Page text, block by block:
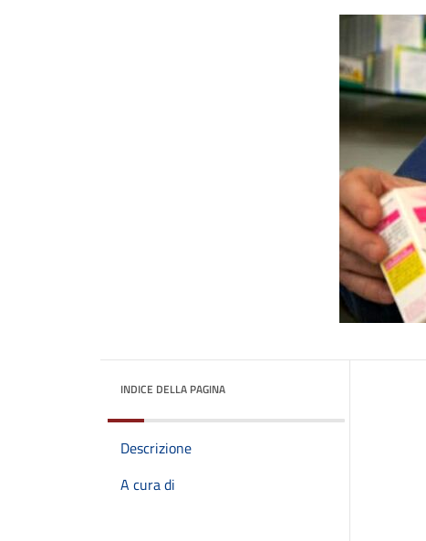
INDICE DELLA PAGINA
Descrizione
A cura di